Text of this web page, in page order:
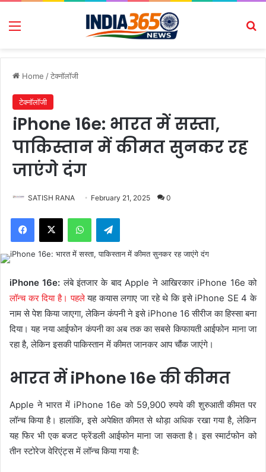
Menu
Home /टेक्नॉलॉजी
टेक्नॉलॉजी
iPhone 16e: भारत में सस्ता,
पाकिस्तान में कीमत सुनकर रह
जाएंगे दंग
SATISH RANA February 21, 2025 0
Facebook
X WhatsAppTelegram
iPhone 16e: लंबे इंतजार के बाद Apple ने आखिरकार iPhone 16e को
लॉन्च कर दिया है। पहलेयह कयास लगाए जा रहे थे कि इसे iPhone SE 4 के
नाम से पेश किया जाएगा, लेकिन कंपनी ने इसे iPhone 16 सीरीज का हिस्सा बना
दिया। यह नया आईफोन कंपनी का अब तक का सबसे किफायती आईफोन माना जा
रहा है, लेकिन इसकी पाकिस्तान में कीमत जानकर आप चौंक जाएंगे।
भारत में iPhone 16e की कीमत
Apple ने भारत में iPhone 16e को 59,900 रुपये की शुरुआती कीमत पर
लॉन्च किया है। हालांकि, इसे अपेक्षित कीमत से थोड़ा अधिक रखा गया है, लेकिन
यह फिर भी एक बजट फ्रेंडली आईफोन माना जा सकता है। इस स्मार्टफोन को
तीन स्टोरेज वेरिएंट्स में लॉन्च किया गया है: